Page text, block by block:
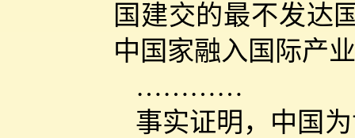
国建交的最不发达
中国家融入国际产
…………
事实证明，中国